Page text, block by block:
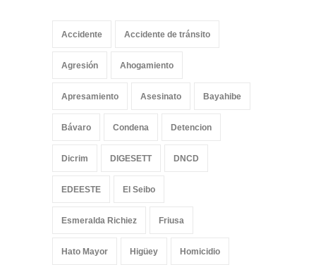
Accidente Accidente de tránsito
Agresión Ahogamiento
Apresamiento Asesinato Bayahibe
Bávaro Condena Detencion
Dicrim DIGESETT DNCD
EDEESTE El Seibo
Esmeralda Richiez Friusa
Hato Mayor Higüey Homicidio